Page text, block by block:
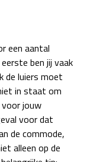
een aantal
ben jij vaak
de luiers moet
in staat om
jouw
voor dat
de commode,
alleen op de